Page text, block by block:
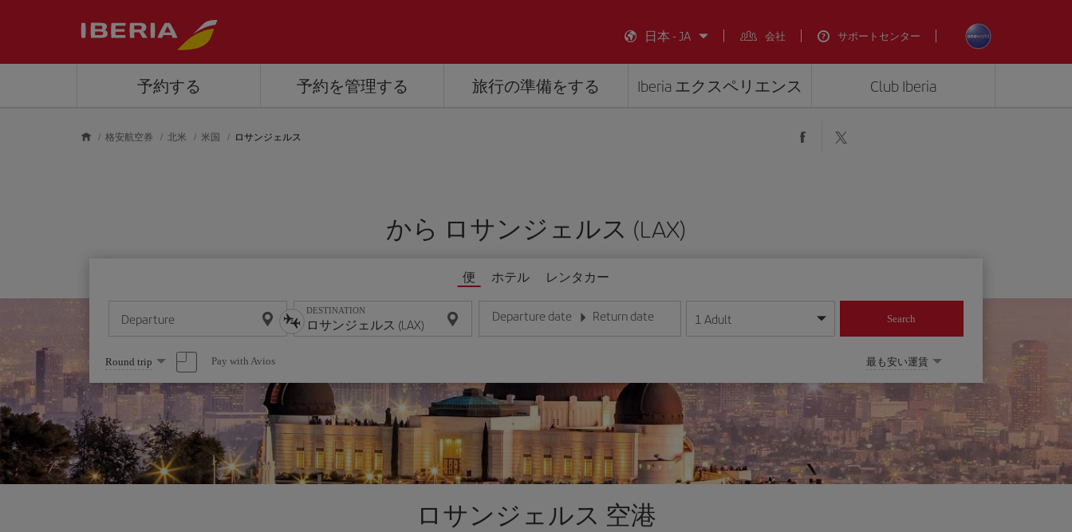
日本 - JA
会社 サポートセンター
予約する 予約を管理する 旅行の準備をする Iberia エクスペリエンス Club Iberia
格安航空券 北米 米国 ロサンジェルス
から ロサンジェルス (LAX)
便 ホテル レンタカー
Departure DESTINATION Departure date
日/月/年の形式で日付を入力してください
Return date
日/月/年の形式で日付を入力してください
1 Adult Search
Select
one
option
Round trip Pay with Avios 最も安い運賃
ロサンジェルス 空港